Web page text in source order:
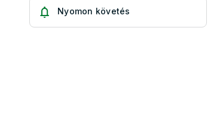
Nyomon követés